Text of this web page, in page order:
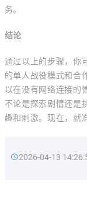
务。
结论
通过以上的步骤，你
的单人战役模式和合
以在没有网络连接的
不论是探索剧情还是
趣和刺激。现在，就
2026-04-13